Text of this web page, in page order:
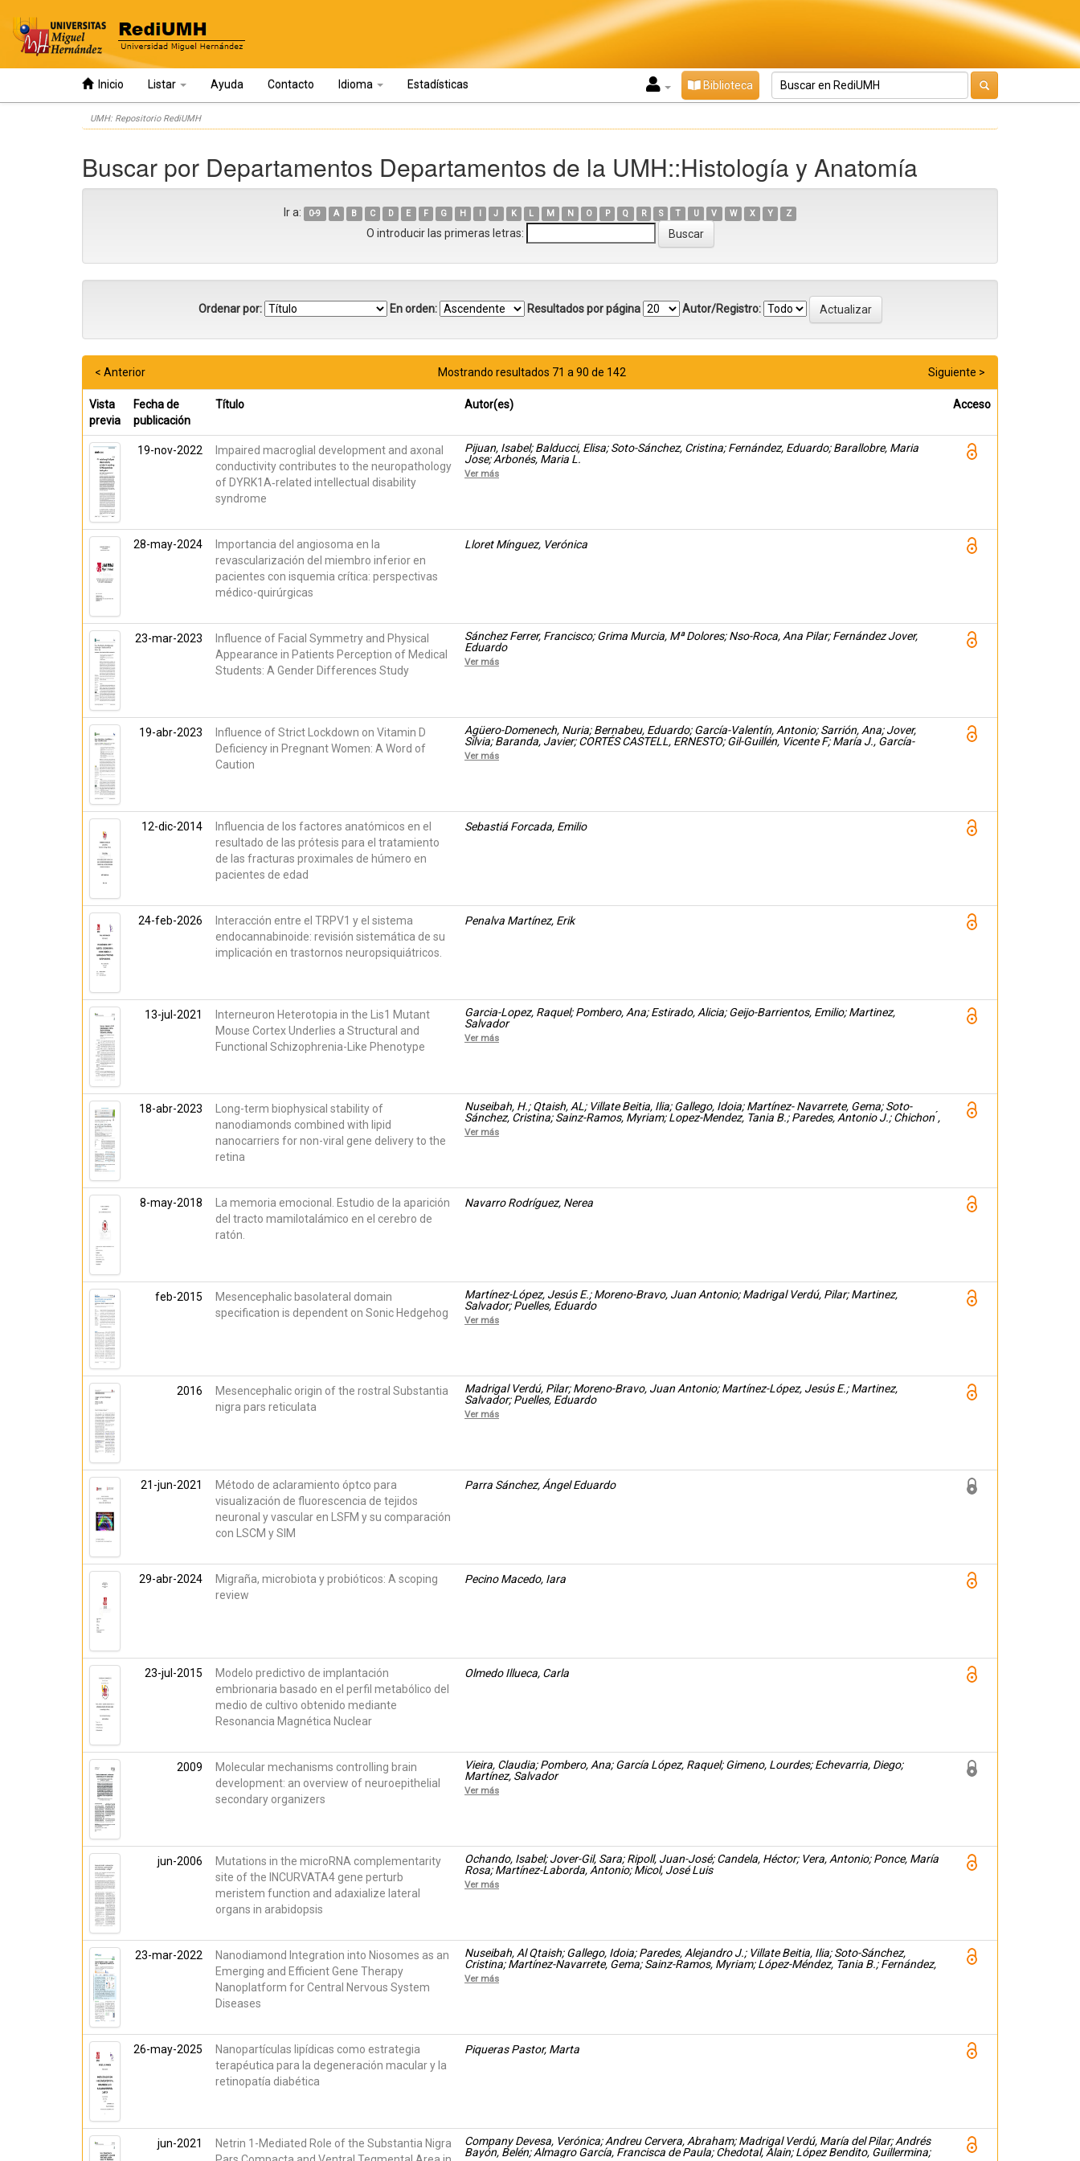
Inicio Listar Ayuda Contacto Idioma Estadísticas Biblioteca
UMH: Repositorio RediUMH
Buscar por Departamentos Departamentos de la UMH::Histología y Anatomía
Ir a: 0-9 A B C D E F G H I J K L M N O P Q R S T U V W X Y Z
O introducir las primeras letras:
Ordenar por: En orden: Resultados por página Autor/Registro:
Mostrando resultados 71 a 90 de 142
< Anterior Siguiente >
Vista
previa
Fecha de
publicación
Título Autor(es) Acceso
19-nov-2022
Impaired macroglial development and axonal
conductivity contributes to the neuropathology
of DYRK1A‑related intellectual disability
syndrome
Pijuan, Isabel; Balducci, Elisa; Soto-Sánchez, Cristina; Fernández, Eduardo; Barallobre, Maria
Jose; Arbonés, Maria L.
Ver más
28-may-2024
Importancia del angiosoma en la
revascularización del miembro inferior en
pacientes con isquemia crítica: perspectivas
médico-quirúrgicas
Lloret Mínguez, Verónica
23-mar-2023
Influence of Facial Symmetry and Physical
Appearance in Patients Perception of Medical
Students: A Gender Differences Study
Sánchez Ferrer, Francisco; Grima Murcia, Mª Dolores; Nso-Roca, Ana Pilar; Fernández Jover,
Eduardo
Ver más
19-abr-2023
Influence of Strict Lockdown on Vitamin D
Deficiency in Pregnant Women: A Word of
Caution
Agüero-Domenech, Nuria; Bernabeu, Eduardo; García-Valentín, Antonio; Sarrión, Ana; Jover,
Silvia; Baranda, Javier; CORTÉS CASTELL, ERNESTO; Gil-Guillén, Vicente F; María J., García-
Teruel
Ver más
12-dic-2014
Influencia de los factores anatómicos en el
resultado de las prótesis para el tratamiento
de las fracturas proximales de húmero en
pacientes de edad
Sebastiá Forcada, Emilio
24-feb-2026
Interacción entre el TRPV1 y el sistema
endocannabinoide: revisión sistemática de su
implicación en trastornos neuropsiquiátricos.
Penalva Martínez, Erik
13-jul-2021
Interneuron Heterotopia in the Lis1 Mutant
Mouse Cortex Underlies a Structural and
Functional Schizophrenia-Like Phenotype
Garcia-Lopez, Raquel; Pombero, Ana; Estirado, Alicia; Geijo-Barrientos, Emilio; Martinez,
Salvador
Ver más
18-abr-2023
Long-term biophysical stability of
nanodiamonds combined with lipid
nanocarriers for non-viral gene delivery to the
retina
Nuseibah, H.; Qtaish, AL; Villate Beitia, Ilia; Gallego, Idoia; Martínez- Navarrete, Gema; Soto-
Sánchez, Cristina; Sainz-Ramos, Myriam; Lopez-Mendez, Tania B.; Paredes, Antonio J.; Chichon ́,
Francisco Javier; Zamarreno ̃, Noelia; Fernández, Eduardo; Puras, Gustavo; Pedraz, José Luis
Ver más
8-may-2018
La memoria emocional. Estudio de la aparición
del tracto mamilotalámico en el cerebro de
ratón.
Navarro Rodríguez, Nerea
feb-2015
Mesencephalic basolateral domain
specification is dependent on Sonic Hedgehog
Martínez-López, Jesús E.; Moreno-Bravo, Juan Antonio; Madrigal Verdú, Pilar; Martinez,
Salvador; Puelles, Eduardo
Ver más
2016
Mesencephalic origin of the rostral Substantia
nigra pars reticulata
Madrigal Verdú, Pilar; Moreno-Bravo, Juan Antonio; Martínez-López, Jesús E.; Martinez,
Salvador; Puelles, Eduardo
Ver más
21-jun-2021
Método de aclaramiento óptco para
visualización de fluorescencia de tejidos
neuronal y vascular en LSFM y su comparación
con LSCM y SIM
Parra Sánchez, Ángel Eduardo
29-abr-2024
Migraña, microbiota y probióticos: A scoping
review
Pecino Macedo, Iara
23-jul-2015
Modelo predictivo de implantación
embrionaria basado en el perfil metabólico del
medio de cultivo obtenido mediante
Resonancia Magnética Nuclear
Olmedo Illueca, Carla
2009
Molecular mechanisms controlling brain
development: an overview of neuroepithelial
secondary organizers
Vieira, Claudia; Pombero, Ana; García López, Raquel; Gimeno, Lourdes; Echevarria, Diego;
Martínez, Salvador
Ver más
jun-2006
Mutations in the microRNA complementarity
site of the INCURVATA4 gene perturb
meristem function and adaxialize lateral
organs in arabidopsis
Ochando, Isabel; Jover-Gil, Sara; Ripoll, Juan-José; Candela, Héctor; Vera, Antonio; Ponce, María
Rosa; Martínez-Laborda, Antonio; Micol, José Luis
Ver más
23-mar-2022
Nanodiamond Integration into Niosomes as an
Emerging and Efficient Gene Therapy
Nanoplatform for Central Nervous System
Diseases
Nuseibah, Al Qtaish; Gallego, Idoia; Paredes, Alejandro J.; Villate Beitia, Ilia; Soto-Sánchez,
Cristina; Martínez-Navarrete, Gema; Sainz-Ramos, Myriam; López-Méndez, Tania B.; Fernández,
Eduardo; Puras, Gustavo; Pedraz, José Luis
Ver más
26-may-2025
Nanopartículas lipídicas como estrategia
terapéutica para la degeneración macular y la
retinopatía diabética
Piqueras Pastor, Marta
jun-2021
Netrin 1-Mediated Role of the Substantia Nigra
Company Devesa, Verónica; Andreu Cervera, Abraham; Madrigal Verdú, María del Pilar; Andrés
Bayón, Belén; Almagro García, Francisca de Paula; Chedotal, Alain; López Bendito, Guillermina;